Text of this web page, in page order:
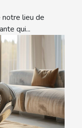
lieu de
qui...